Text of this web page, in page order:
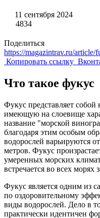
11 сентября 2024
4834
Поделиться
https://magazintrav.ru/article/
Копировать ссылку
Что такое фукус
Фукус представляет
имеющую на слоевище
название "морской
благодаря этим особым
водорослей варьируются
метров. Фукус
умеренных морских
встречается во всех
Фукус является одним из
по оздоровительному
виды водорослей. Дело в
практически идентичен